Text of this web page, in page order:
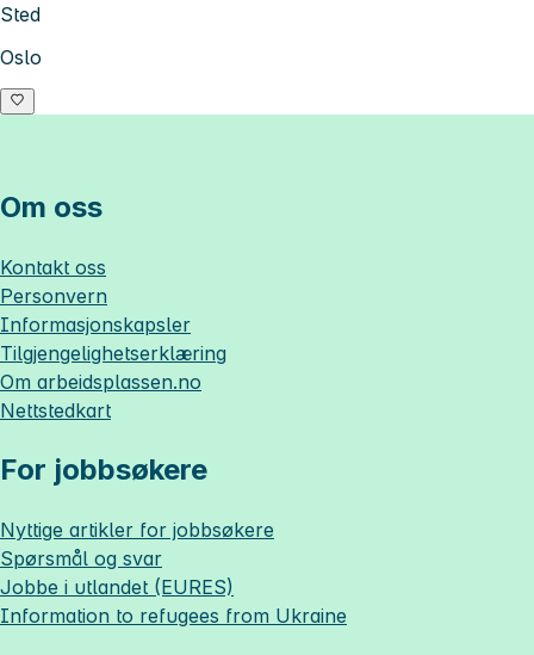
Sted
Oslo
Om oss
Kontakt oss
Personvern
Informasjonskapsler
Tilgjengelighetserklæring
Om arbeidsplassen.no
Nettstedkart
For jobbsøkere
Nyttige artikler for jobbsøkere
Spørsmål og svar
Jobbe i utlandet (EURES)
Information to refugees from Ukraine